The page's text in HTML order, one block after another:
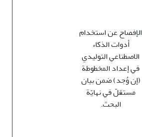
الإفصاح عن استخدام
أدوات الذكاء
الاصطناعي التوليدي
في إعداد المخطوطة
(إن وُجد) ضمن بيان
مستقلّ في نهايّة
البحث.